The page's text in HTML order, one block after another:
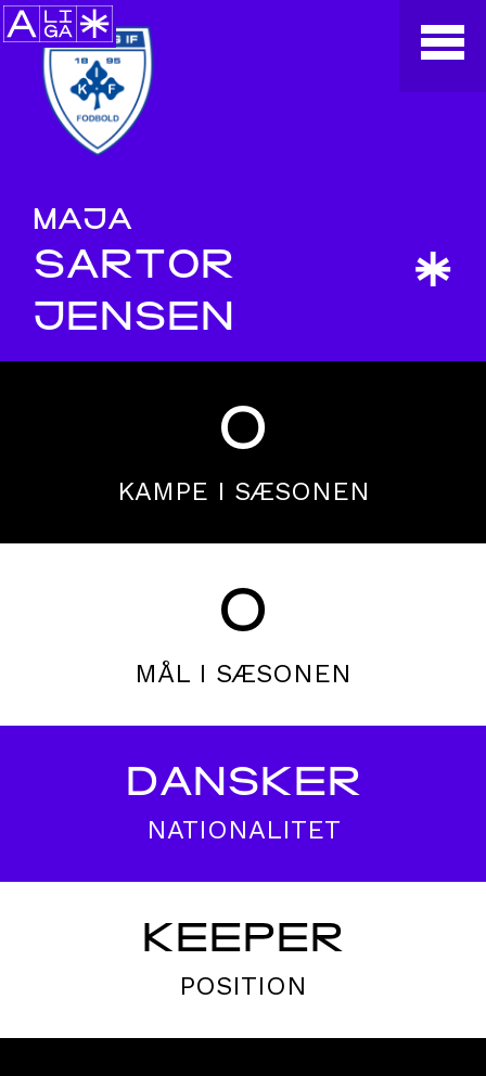
MAJA
SARTOR
JENSEN
*
0
KAMPE I SÆSONEN
0
MÅL I SÆSONEN
DANSKER
NATIONALITET
KEEPER
POSITION